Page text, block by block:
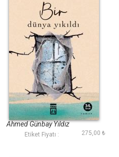
Bir Dünya Yıkıldı
Ahmed Günbay Yıldız
Etiket Fiyatı : 275,00 ₺